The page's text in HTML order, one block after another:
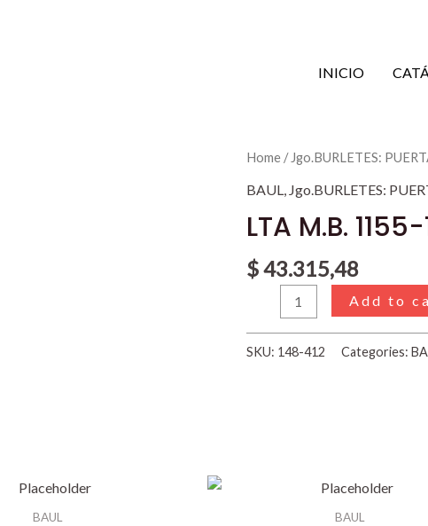
INICIO
Home/ Jgo.BURLETES:
BAUL Jgo.BURLETES:
LTA M.B.
$43.315,48
LTA
1215-
quantity
Add to
SKU: 148-412 Categories:
BAUL BAUL